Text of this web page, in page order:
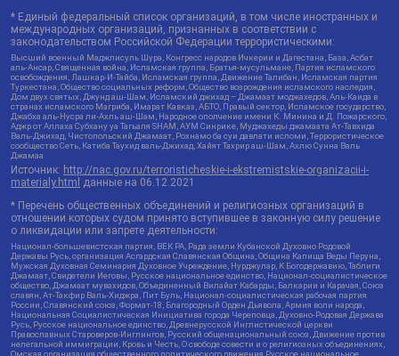
* Единый федеральный список организаций, в том числе иностранных и
международных организаций, признанных в соответствии с
законодательством Российской Федерации террористическими:
Высший военный Маджлисуль Шура, Конгресс народов Ичкерии и Дагестана, База, Асбат
аль-Ансар, Священная война, Исламская группа, Братья-мусульмане, Партия исламского
освобождения, Лашкар-И-Тайба, Исламская группа, Движение Талибан, Исламская партия
Туркестана, Общество социальных реформ, Общество возрождения исламского наследия,
Дом двух святых, Джунд аш-Шам, Исламский джихад – Джамаат моджахедов, Аль-Каида в
странах исламского Магриба, Имарат Кавказ, АБТО, Правый сектор, Исламское государство,
Джабха аль-Нусра ли-Ахль аш-Шам, Народное ополчение имени К. Минина и Д. Пожарского,
Аджр от Аллаха Субхану уа Тагьаля SHAM, АУМ Синрике, Муджахеды джамаата Ат-Тавхида
Валь-Джихад, Чистопольский Джамаат, Рохнамо ба суи давлати исломи, Террористическое
сообщество Сеть, Катиба Таухид валь-Джихад, Хайят Тахрир аш-Шам, Ахлю Сунна Валь
Джамаа
Источник: http://nac.gov.ru/terroristicheskie-i-ekstremistskie-organizacii-i-
materialy.html
данные на 06.12.2021
* Перечень общественных объединений и религиозных организаций в
отношении которых судом принято вступившее в законную силу решение
о ликвидации или запрете деятельности:
Национал-большевистская партия, ВЕК РА, Рада земли Кубанской Духовно Родовой
Державы Русь, организация Асгардская Славянская Община, Община Капища Веды Перуна,
Мужская Духовная Семинария Духовное Учреждение, Нурджулар, К Богодержавию, Таблиги
Джамаат, Свидетели Иеговы, Русское национальное единство, Национал-социалистическое
общество, Джамаат мувахидов, Объединенный Вилайат Кабарды, Балкарии и Карачая, Союз
славян, Ат-Такфир Валь-Хиджра, Пит Буль, Национал-социалистическая рабочая партия
России, Славянский союз, Формат-18, Благородный Орден Дьявола, Армия воли народа,
Национальная Социалистическая Инициатива города Череповца, Духовно-Родовая Держава
Русь, Русское национальное единство, Древнерусской Инглистической церкви
Православных Староверов-Инглингов, Русский общенациональный союз, Движение против
нелегальной иммиграции, Кровь и Честь, О свободе совести и о религиозных объединениях,
Омская организация общественного политического движения Русское национальное